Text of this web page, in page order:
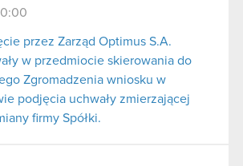
przez Zarząd Optimus S.A.
w przedmiocie skierowania do
Zgromadzenia wniosku w
podjęcia uchwały zmierzającej
firmy Spółki.